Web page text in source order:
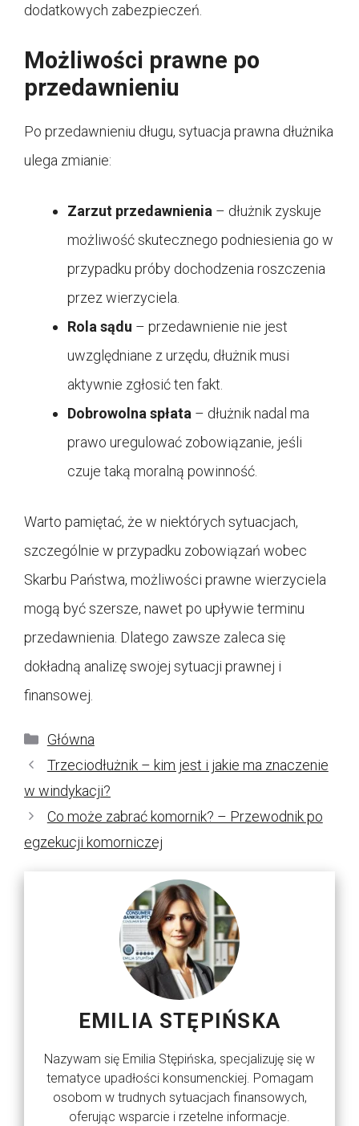
dodatkowych zabezpieczeń.
Możliwości prawne po
przedawnieniu
Po przedawnieniu długu, sytuacja prawna dłużnika
ulega zmianie:
Zarzut przedawnienia – dłużnik zyskuje
możliwość skutecznego podniesienia go w
przypadku próby dochodzenia roszczenia
przez wierzyciela.
Rola sądu – przedawnienie nie jest
uwzględniane z urzędu, dłużnik musi
aktywnie zgłosić ten fakt.
Dobrowolna spłata – dłużnik nadal ma
prawo uregulować zobowiązanie, jeśli
czuje taką moralną powinność.
Warto pamiętać, że w niektórych sytuacjach,
szczególnie w przypadku zobowiązań wobec
Skarbu Państwa, możliwości prawne wierzyciela
mogą być szersze, nawet po upływie terminu
przedawnienia. Dlatego zawsze zaleca się
dokładną analizę swojej sytuacji prawnej i
finansowej.
Kategorie
Główna
Trzeciodłużnik – kim jest i jakie ma znaczenie
w windykacji?
Co może zabrać komornik? – Przewodnik po
egzekucji komorniczej
EMILIA STĘPIŃSKA
Nazywam się Emilia Stępińska, specjalizuję się w
tematyce upadłości konsumenckiej. Pomagam
osobom w trudnych sytuacjach finansowych,
oferując wsparcie i rzetelne informacje.